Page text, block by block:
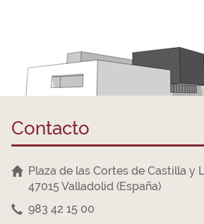
Contacto
Plaza de las Cortes de Castilla y
47015 Valladolid (España)
983 42 15 00